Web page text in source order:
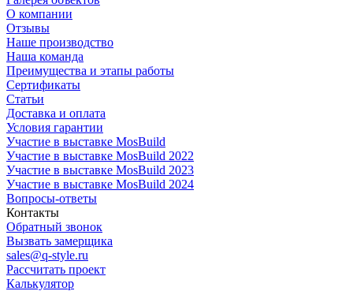
О компании
Отзывы
Наше производство
Наша команда
Преимущества и этапы работы
Сертификаты
Статьи
Доставка и оплата
Условия гарантии
Участие в выставке MosBuild
Участие в выставке MosBuild 2022
Участие в выставке MosBuild 2023
Участие в выставке MosBuild 2024
Вопросы-ответы
Контакты
Обратный звонок
Вызвать замерщика
sales@q-style.ru
Рассчитать проект
Калькулятор